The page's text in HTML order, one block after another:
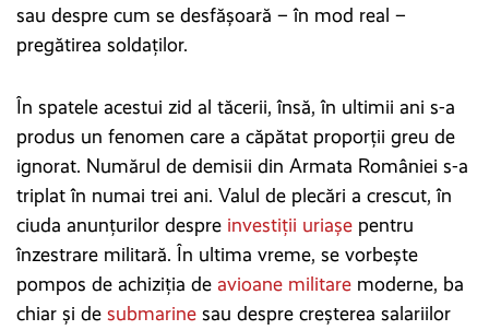
sau despre cum se desfășoară – în mod real –
pregătirea soldaților.
În spatele acestui zid al tăcerii, însă, în ultimii ani s-a
produs un fenomen care a căpătat proporții greu de
ignorat. Numărul de demisii din Armata României s-a
triplat în numai trei ani. Valul de plecări a crescut, în
ciuda anunțurilor despre investiții uriașe pentru
înzestrare militară. În ultima vreme, se vorbește
pompos de achiziția de avioane militare moderne, ba
chiar și de submarine sau despre creșterea salariilor